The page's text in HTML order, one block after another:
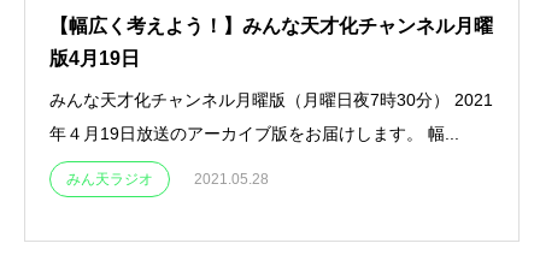
【幅広く考えよう！】みんな天才化チャンネル月曜
版4月19日
みんな天才化チャンネル月曜版（月曜日夜7時30分） 2021
年４月19日放送のアーカイブ版をお届けします。 幅...
みん天ラジオ 2021.05.28